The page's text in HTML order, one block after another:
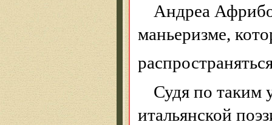
Андреа
маньеризме,
Судя по таким
итальянской